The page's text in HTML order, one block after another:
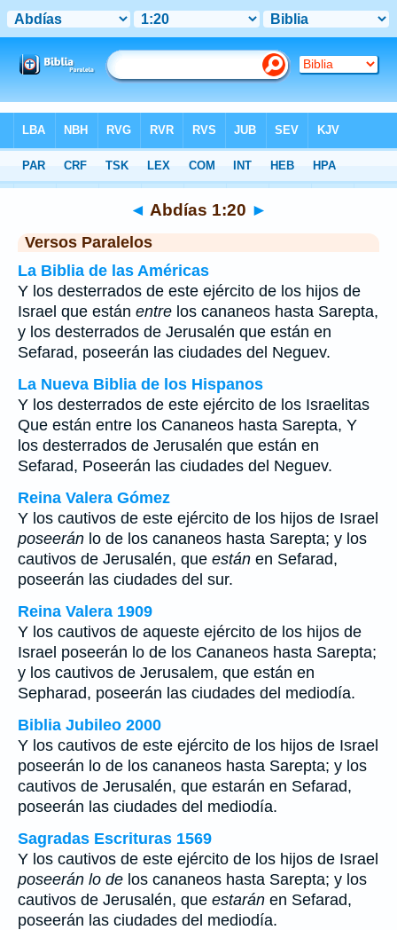
>Abdías> Capítulo 1> Verso 20
◄ Abdías 1:20 ►
Versos Paralelos
La Biblia de las Américas
Y los desterrados de este ejército de los hijos de
Israel que están entre los cananeos hasta Sarepta,
y los desterrados de Jerusalén que están en
Sefarad, poseerán las ciudades del Neguev.
La Nueva Biblia de los Hispanos
Y los desterrados de este ejército de los Israelitas
Que están entre los Cananeos hasta Sarepta, Y
los desterrados de Jerusalén que están en
Sefarad, Poseerán las ciudades del Neguev.
Reina Valera Gómez
Y los cautivos de este ejército de los hijos de Israel
poseerán lo de los cananeos hasta Sarepta; y los
cautivos de Jerusalén, que están en Sefarad,
poseerán las ciudades del sur.
Reina Valera 1909
Y los cautivos de aqueste ejército de los hijos de
Israel poseerán lo de los Cananeos hasta Sarepta;
y los cautivos de Jerusalem, que están en
Sepharad, poseerán las ciudades del mediodía.
Biblia Jubileo 2000
Y los cautivos de este ejército de los hijos de Israel
poseerán lo de los cananeos hasta Sarepta; y los
cautivos de Jerusalén, que estarán en Sefarad,
poseerán las ciudades del mediodía.
Sagradas Escrituras 1569
Y los cautivos de este ejército de los hijos de Israel
poseerán lo de los cananeos hasta Sarepta; y los
cautivos de Jerusalén, que estarán en Sefarad,
poseerán las ciudades del mediodía.